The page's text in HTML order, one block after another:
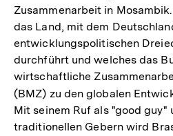
Zusammenarbeit in
das Land, mit dem
entwicklungspolitischen
durchführt und welches das
wirtschaftliche
(BMZ) zu den globalen
Mit seinem Ruf als "good guy"
traditionellen Gebern wird